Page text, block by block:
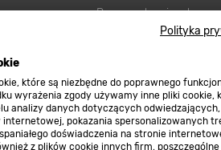
Polityka
które są niezbędne do poprawnego
wyrażenia zgody używamy inne pliki cookie,
analizy danych dotyczących odwiedzających,
internetowej, pokazania spersonalizowanych
doświadczenia na stronie
z plików cookie innych firm, poszczególne
Prawny obowiązek
zgodności towaru z
Regulaminy
Regulaminy